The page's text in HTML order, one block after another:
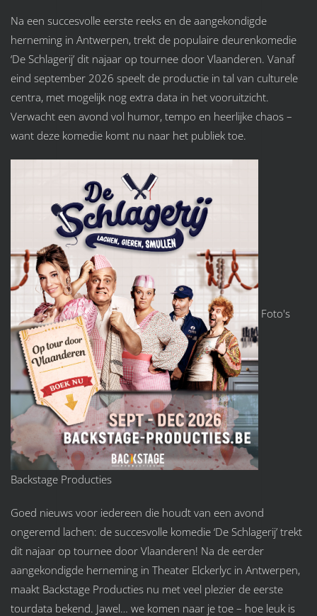
Na een succesvolle eerste reeks en de aangekondigde
herneming in Antwerpen, trekt de populaire deurenkomedie
‘De Schlagerij’ dit najaar op tournee door Vlaanderen. Vanaf
eind september 2026 speelt de productie in tal van culturele
centra, met mogelijk nog extra data in het vooruitzicht.
Verwacht een avond vol humor, tempo en heerlijke chaos –
want deze komedie komt nu naar het publiek toe.
Foto's
Backstage Producties
Goed nieuws voor iedereen die houdt van een avond
ongeremd lachen: de succesvolle komedie ‘De Schlagerij’ trekt
dit najaar op tournee door Vlaanderen! Na de eerder
aangekondigde herneming in Theater Elckerlyc in Antwerpen,
maakt Backstage Producties nu met veel plezier de eerste
tourdata bekend. Jawel… we komen naar je toe – hoe leuk is